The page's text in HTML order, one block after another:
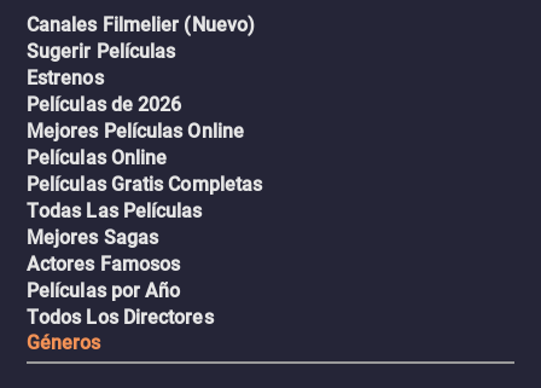
Canales Filmelier (Nuevo)
Sugerir Películas
Estrenos
Películas de 2026
Mejores Películas Online
Películas Online
Películas Gratis Completas
Todas Las Películas
Mejores Sagas
Actores Famosos
Películas por Año
Todos Los Directores
Géneros